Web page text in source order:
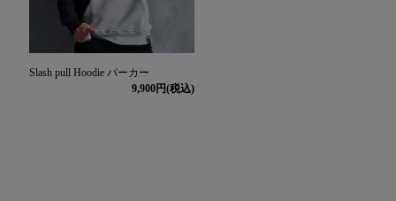
Slash pull Hoodie パーカー
9,900